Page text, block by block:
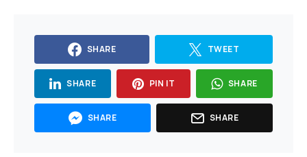
SHARE TWEET
SHARE PIN IT SHARE
SHARE SHARE